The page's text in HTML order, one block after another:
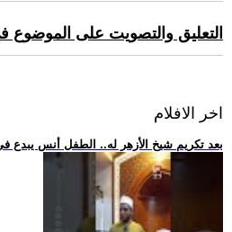
التعليق والتصويت على الموضوع
اخر الافلام
.. بعد تكريم شيخ الأزهر له.. الطفل أنس يبدع